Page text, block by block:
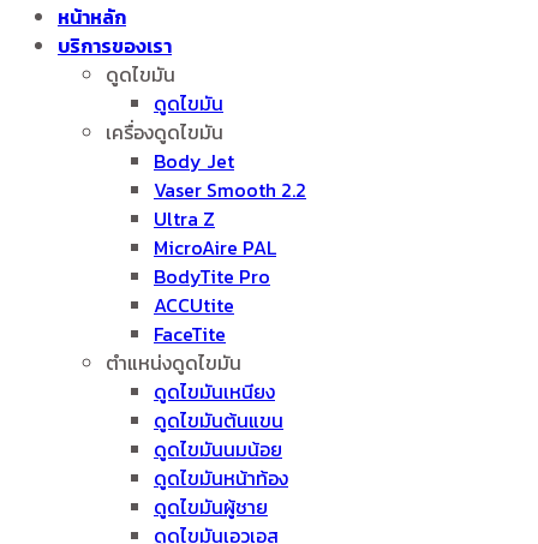
หน้าหลัก
บริการของเรา
ดูดไขมัน
ดูดไขมัน
เครื่องดูดไขมัน
Body Jet
Vaser Smooth 2.2
Ultra Z
MicroAire PAL
BodyTite Pro
ACCUtite
FaceTite
ตำแหน่งดูดไขมัน
ดูดไขมันเหนียง
ดูดไขมันต้นแขน
ดูดไขมันนมน้อย
ดูดไขมันหน้าท้อง
ดูดไขมันผู้ชาย
ดูดไขมันเอวเอส